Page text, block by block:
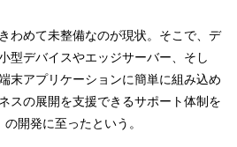
わめて未整備なのが現状。そこで、デ
型デバイスやエッジサーバー、そし
末アプリケーションに簡単に組み込め
スの展開を支援できるサポート体制を
開発に至ったという。